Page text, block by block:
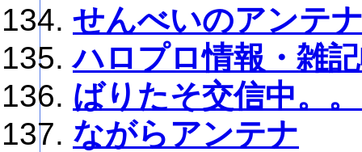
せんべいのアンテ
ハロプロ情報・雑
ばりたそ交信中。
ながらアンテナ